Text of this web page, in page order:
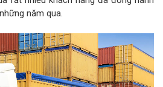
năm qua.